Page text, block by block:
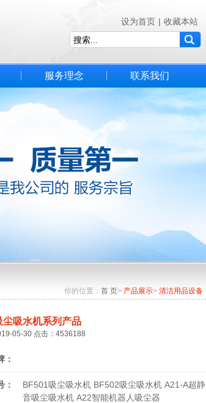
设为首页 | 收藏本站
服务理念 联系我们
你的位置： 首 页> 产品展示> 清洁用品设备
尘吸水机系列产品
05-30 点击：4536188
：
：
BF501吸尘吸水机 BF502吸尘吸水机 A21-A超静
音吸尘吸水机 A22智能机器人吸尘器